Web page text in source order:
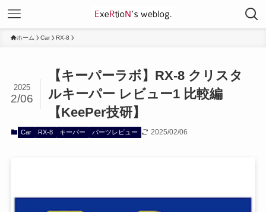
ホーム Car RX-8
【キーパーラボ】RX-8 クリスタ
ルキーパー レビュー1 比較編
【KeePer技研】
2025
2/06
Car RX-8 キーパー パーツレビュー 2025/02/06